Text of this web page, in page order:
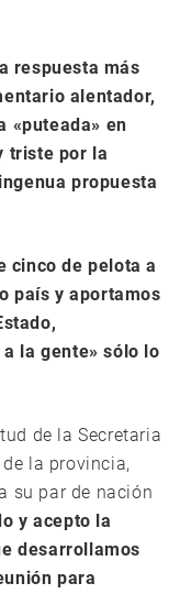
respuesta más
alentador,
«puteada» en
triste por la
propuesta
cinco de pelota a
país y aportamos
la gente» sólo lo
de la Secretaria
la provincia,
su par de nación
y acepto la
desarrollamos
para